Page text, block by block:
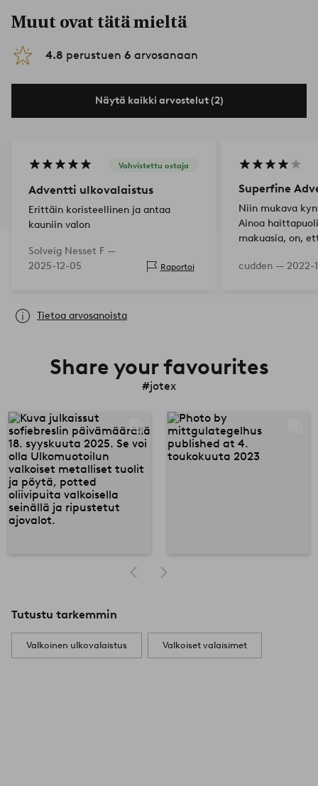
Muut ovat tätä mieltä
4.8 perustuen 6 arvosanaan
Näytä kaikki arvostelut (2)
Vahvistettu ostaja
Adventti ulkovalaistus
Erittäin koristeellinen ja antaa
kauniin valon
Solveig Nesset F —
2025-12-05
Raportoi
Superfine
Niin mukava
Ainoa
makuasia, on,
rauhallisempaa
cudden — 2022-
Tietoa arvosanoista
Share your favourites
#jotex
Tutustu tarkemmin
Valkoinen ulkovalaistus Valkoiset valaisimet